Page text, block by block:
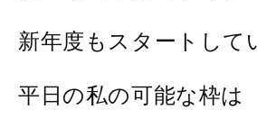
新年度もスタートして
平日の私の可能な枠は